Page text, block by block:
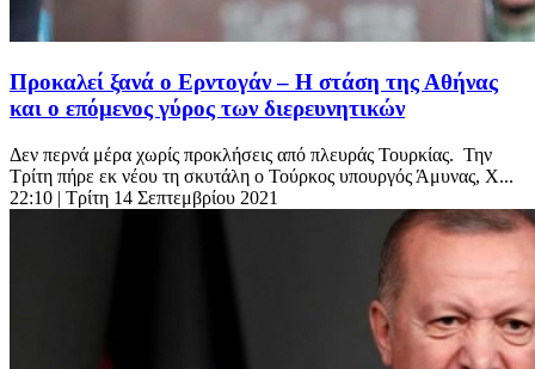
Προκαλεί ξανά ο Ερντογάν – Η στάση της Αθήνας
και ο επόμενος γύρος των διερευνητικών
Δεν περνά μέρα χωρίς προκλήσεις από πλευράς Τουρκίας. Την
Τρίτη πήρε εκ νέου τη σκυτάλη ο Τούρκος υπουργός Άμυνας, Χ...
22:10 | Τρίτη 14 Σεπτεμβρίου 2021